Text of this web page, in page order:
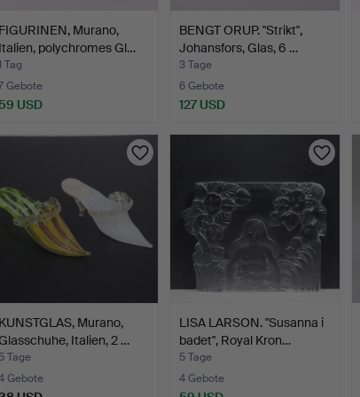
FIGURINEN, Murano,
Italien, polychromes Gl…
Tag
Gebote
59 USD
BENGT ORUP. "Strikt",
Johansfors, Glas, 6 …
3 Tage
6 Gebote
127 USD
KUNSTGLAS, Murano,
Italien, 2 …
5 Tage
Gebote
LISA LARSON. "Susanna i
badet", Royal Kron…
5 Tage
4 Gebote